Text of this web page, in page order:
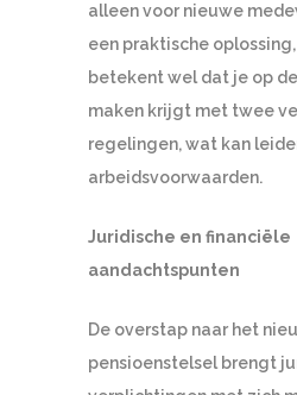
alleen voor nieuwe
een praktische
betekent wel dat je op
maken krijgt met twee
regelingen, wat kan
arbeidsvoorwaarden.
Juridische en financiële
aandachtspunten
De overstap naar het
pensioenstelsel brengt